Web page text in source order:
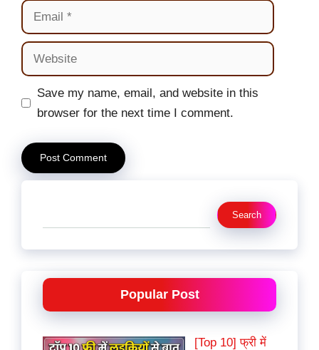
Email
Website
Save my name, email, and website in this
browser for the next time I comment.
Search
Popular Post
[Top 10] फ्री में